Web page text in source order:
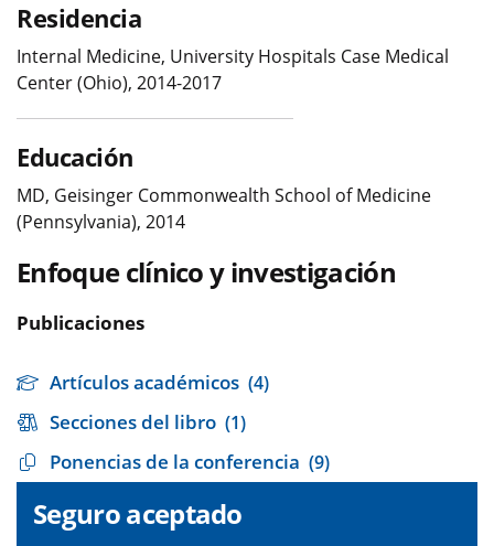
Residencia
Internal Medicine, University Hospitals Case Medical
Center (Ohio), 2014-2017
Educación
MD, Geisinger Commonwealth School of Medicine
(Pennsylvania), 2014
Enfoque clínico y investigación
Publicaciones
Artículos académicos (4)
Secciones del libro (1)
Ponencias de la conferencia (9)
Seguro aceptado